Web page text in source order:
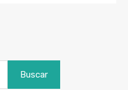
Buscar